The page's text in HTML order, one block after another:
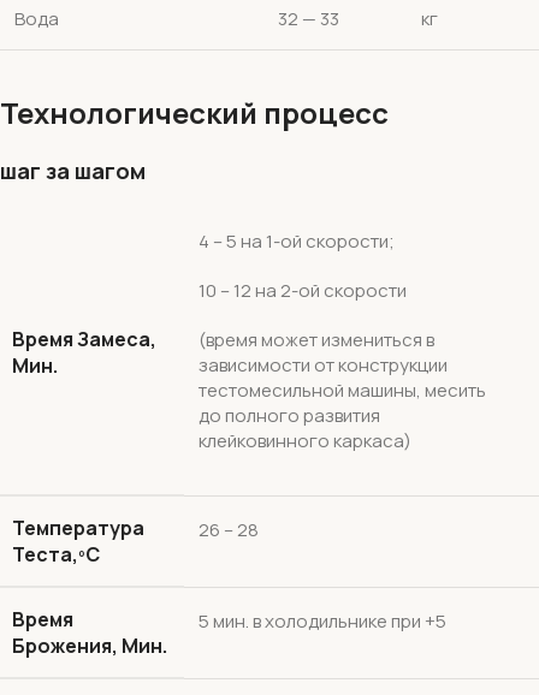
Вода 32 — 33 кг
Технологический процесс
шаг за шагом
Время Замеса,
Мин.
4 – 5 на 1-ой скорости;
10 – 12 на 2-ой скорости
(время может измениться в
зависимости от конструкции
тестомесильной машины, месить
до полного развития
клейковинного каркаса)
Температура
Теста,ºС
26 – 28
Время
Брожения, Мин.
5 мин. в холодильнике при +5